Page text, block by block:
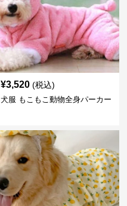
¥3,520 (税込)
犬服 もこもこ動物全身パーカー